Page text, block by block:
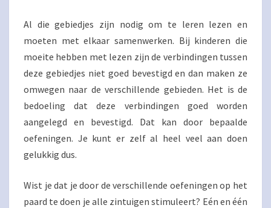
Al die gebiedjes zijn nodig om te leren lezen en
moeten met elkaar samenwerken. Bij kinderen die
moeite hebben met lezen zijn de verbindingen tussen
deze gebiedjes niet goed bevestigd en dan maken ze
omwegen naar de verschillende gebieden. Het is de
bedoeling dat deze verbindingen goed worden
aangelegd en bevestigd. Dat kan door bepaalde
oefeningen. Je kunt er zelf al heel veel aan doen
gelukkig dus.
Wist je dat je door de verschillende oefeningen op het
paard te doen je alle zintuigen stimuleert? Eén en één